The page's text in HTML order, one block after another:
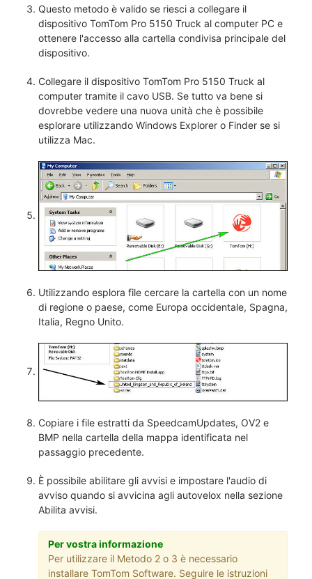
Questo metodo è valido se riesci a collegare il
dispositivo TomTom Pro 5150 Truck al computer PC e
ottenere l'accesso alla cartella condivisa principale del
dispositivo.
Collegare il dispositivo TomTom Pro 5150 Truck al
computer tramite il cavo USB. Se tutto va bene si
dovrebbe vedere una nuova unità che è possibile
esplorare utilizzando Windows Explorer o Finder se si
utilizza Mac.
Utilizzando esplora file cercare la cartella con un nome
di regione o paese, come Europa occidentale, Spagna,
Italia, Regno Unito.
Copiare i file estratti da SpeedcamUpdates, OV2 e
BMP nella cartella della mappa identificata nel
passaggio precedente.
È possibile abilitare gli avvisi e impostare l'audio di
avviso quando si avvicina agli autovelox nella sezione
Abilita avvisi.
Per vostra informazione
Per utilizzare il Metodo 2 o 3 è necessario
installare TomTom Software. Seguire le istruzioni